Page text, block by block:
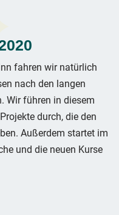
fahren wir natürlich
nach den langen
Wir führen in diesem
durch, die den
Außerdem startet im
und die neuen Kurse